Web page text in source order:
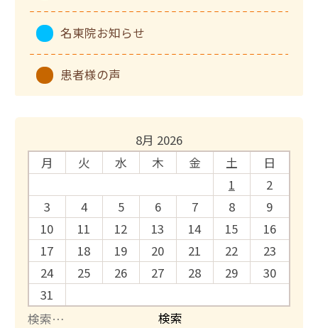
名東院お知らせ
患者様の声
8月 2026
月
火 水 木 金 土
日
1
2
3
4 5 6 7 8
9
10
11 12 13 14 15
16
17
18 19 20 21 22
23
24
25 26 27 28 29
30
31
検